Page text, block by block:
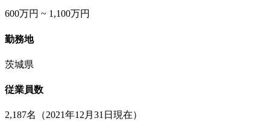
600万円 ~ 1,100万円
勤務地
茨城県
従業員数
2,187名（2021年12月31日現在）